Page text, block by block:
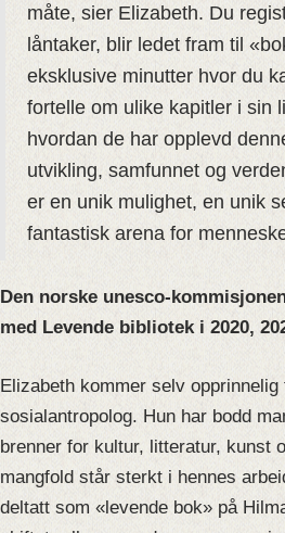
måte, sier Elizabeth. Du
låntaker, blir ledet fram til
eksklusive minutter hvor du
fortelle om ulike kapitler i sin
hvordan de har opplevd
utvikling, samfunnet og
er en unik mulighet, en unik
fantastisk arena for
Den norske unesco-
med Levende bibliotek i 2020,
Elizabeth kommer selv
sosialantropolog. Hun har bodd
brenner for kultur, litteratur, kunst
mangfold står sterkt i hennes
deltatt som «levende bok» på